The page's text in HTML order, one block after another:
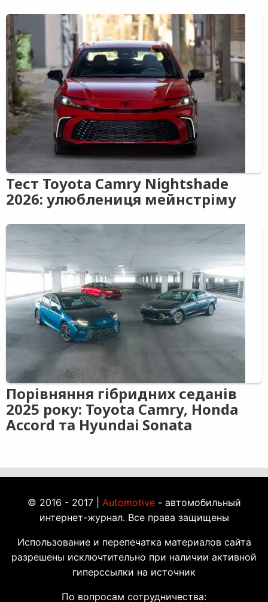
Тест Toyota Camry Nightshade
2026: улюблениця мейнстріму
Порівняння гібридних седанів
2025 року: Toyota Camry, Honda
Accord та Hyundai Sonata
© 2016 - 2017 | Automotive- автомобильный
интернет-журнал. Все права защищены
Использование и перепечатка материалов сайта
разрешены исключтительно при наличии активной
гиперссылки на источник
По вопросам сотрудничества: